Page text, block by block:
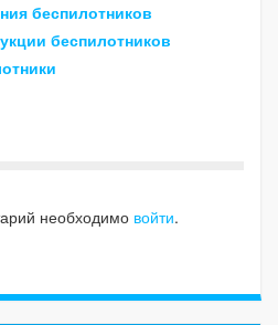
беспилотников
беспилотников
необходимо войти.